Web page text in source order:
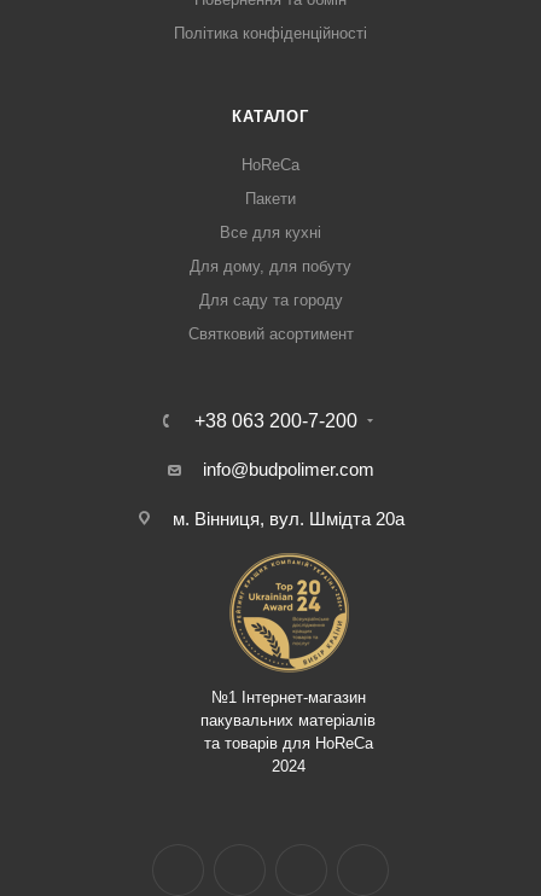
Політика конфіденційності
КАТАЛОГ
HoReCa
Пакети
Все для кухні
Для дому, для побуту
Для саду та городу
Святковий асортимент
+38 063 200-7-200
info@budpolimer.com
м. Вінниця, вул. Шмідта 20а
№1 Інтернет-магазин
пакувальних матеріалів
та товарів для HoReCa
2024